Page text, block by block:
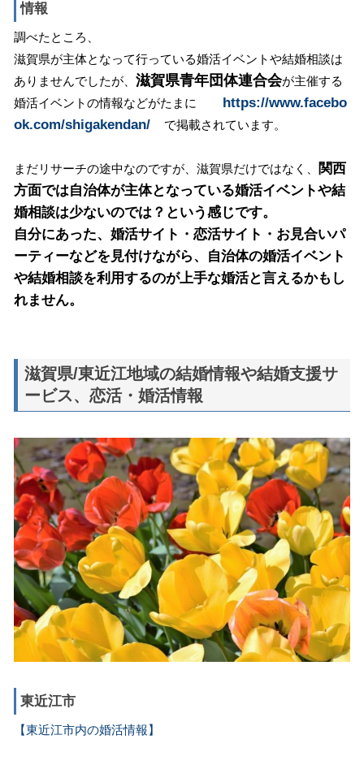
情報
調べたところ、
滋賀県が主体となって行っている婚活イベントや結婚相談は
ありませんでしたが、 滋賀県青年団体連合会が主催する
婚活イベントの情報などがたまに
https://www.facebo
ok.com/shigakendan/
で掲載されています。
まだリサーチの途中なのですが、滋賀県だけではなく、
関西
方面では自治体が主体となっている婚活イベントや結
婚相談は少ないのでは？という感じです。
自分にあった、婚活サイト・恋活サイト・お見合いパ
ーティーなどを見付けながら、自治体の婚活イベント
や結婚相談を利用するのが上手な婚活と言えるかもし
れません。
滋賀県/東近江地域の結婚情報や結婚支援サ
ービス、恋活・婚活情報
東近江市
【東近江市内の婚活情報】